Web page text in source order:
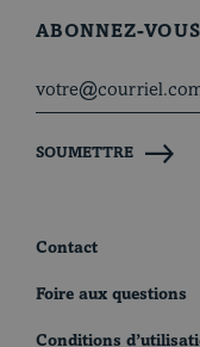
Contact
Foire aux questions
Conditions
ABONNEZ-
SOUMETTRE